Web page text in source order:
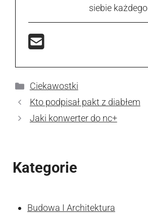
siebie
Kategorie
Ciekawostki
Kto podpisał pakt z diabłem
Jaki konwerter do nc+
Kategorie
Budowa I Architektura